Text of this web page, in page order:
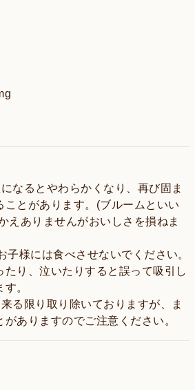
なるとやわらかくなり、再び固ま
ことがあります。(ブルームといい
えありませんがおいしさを損ねま
子様には食べさせないでください。
たり、泣いたりすると誤って吸引し
。
る限り取り除いておりますが、ま
ありますのでご注意ください。